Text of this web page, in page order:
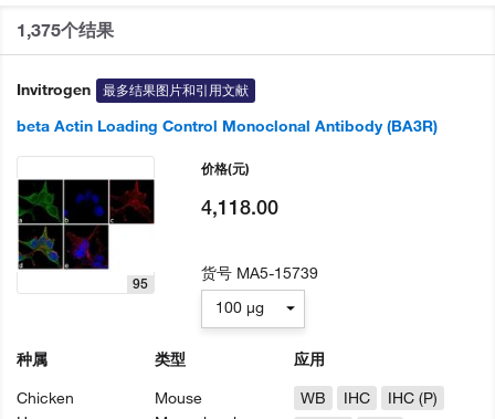
1,375个结果
Invitrogen 最多结果图片和引用文献
beta Actin Loading Control Monoclonal Antibody (BA3R)
95
种属
Chicken
类型
Mouse
应用
WB
IHC
IHC (P)
价格(元)
4,118.00
货号 MA5-15739
100 µg